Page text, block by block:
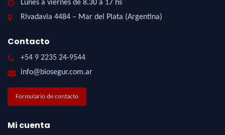
Lunes a viernes de 8.30 a 17 hs
Rivadavia 4484 – Mar del Plata (Argentina)
Contacto
+54 9 2235 24-9544
info@biosegur.com.ar
Formulario de contacto
Mi cuenta